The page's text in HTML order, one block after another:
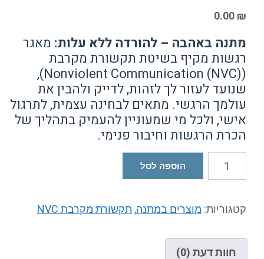
0.00
מתנה באהבה – להורדה ללא עלות:מאגר
רגשות מקיף בשיטת תקשורת מקרבת
(Nonviolent Communication (NVC)),
שנועד לעזור לך לזהות, לדייק ולהבין את
עולמך הרגשי. מתאים לבחינה עצמית, לתרגול
אישי, ולכל מי שמעוניין להעמיק בתהליך של
הכרת הרגשות וחיבור פנימי.
הוספה לסל
קטגוריות:מוצרים במתנה,תקשורת מקרבת NVC
חוות דעת (0)